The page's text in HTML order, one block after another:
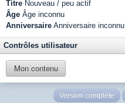
Titre Nouveau / peu actif
Âge Âge inconnu
Anniversaire Anniversaire inconnu
Contrôles utilisateur
Mon contenu
Version complète